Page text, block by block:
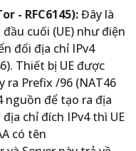
- RFC6145):Đây là
cuối (UE) như điện
đổi địa chỉ IPv4
Thiết bị UE được
ra Prefix /96 (NAT46
nguồn để tạo ra địa
chỉ đích IPv4 thì UE
có tên